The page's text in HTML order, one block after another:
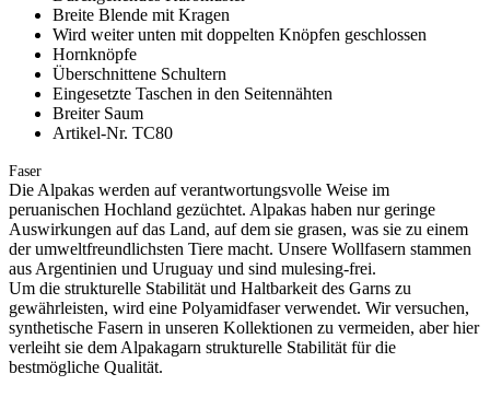
Breite Blende mit Kragen
Wird weiter unten mit doppelten Knöpfen geschlossen
Hornknöpfe
Überschnittene Schultern
Eingesetzte Taschen in den Seitennähten
Breiter Saum
Artikel-Nr. TC80
Faser
Die Alpakas werden auf verantwortungsvolle Weise im
peruanischen Hochland gezüchtet. Alpakas haben nur geringe
Auswirkungen auf das Land, auf dem sie grasen, was sie zu einem
der umweltfreundlichsten Tiere macht. Unsere Wollfasern stammen
aus Argentinien und Uruguay und sind mulesing-frei.
Um die strukturelle Stabilität und Haltbarkeit des Garns zu
gewährleisten, wird eine Polyamidfaser verwendet. Wir versuchen,
synthetische Fasern in unseren Kollektionen zu vermeiden, aber hier
verleiht sie dem Alpakagarn strukturelle Stabilität für die
bestmögliche Qualität.